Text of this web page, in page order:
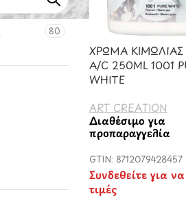
80
ΧΡΩΜΑ ΚΙΜΩΛΙΑΣ
A/C 250ML 1001
WHITE
ART CREATION
Διαθέσιμο για
προπαραγγελία
GTIN: 8712079428457
Συνδεθείτε για να
τιμές